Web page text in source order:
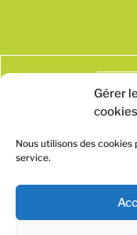
Gérer
cookies
Nous utilisons des
service.
Politique de